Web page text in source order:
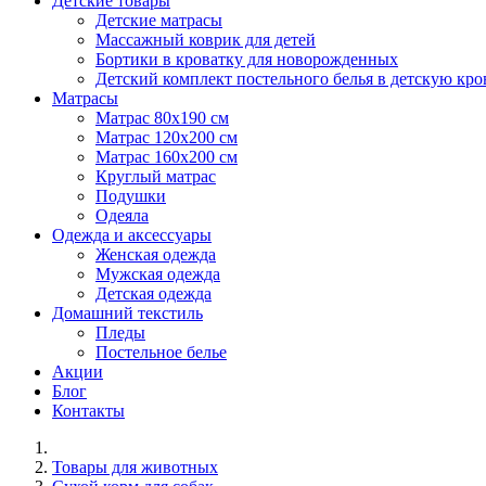
Детские матрасы
Массажный коврик для детей
Бортики в кроватку для новорожденных
Детский комплект постельного белья в детскую
Матрасы
Матрас 80х190 см
Матраc 120х200 см
Матрас 160х200 см
Круглый матрас
Подушки
Одеяла
Одежда и аксессуары
Женская одежда
Мужская одежда
Детская одежда
Домашний текстиль
Пледы
Постельное белье
Акции
Блог
Контакты
Товары для животных